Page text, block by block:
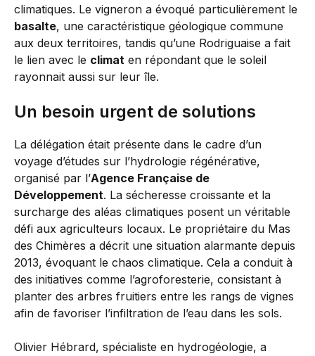
climatiques. Le vigneron a évoqué particulièrement le
basalte, une caractéristique géologique commune
aux deux territoires, tandis qu’une Rodriguaise a fait
le lien avec le climat en répondant que le soleil
rayonnait aussi sur leur île.
Un besoin urgent de solutions
La délégation était présente dans le cadre d’un
voyage d’études sur l’hydrologie régénérative,
organisé par l’Agence Française de
Développement. La sécheresse croissante et la
surcharge des aléas climatiques posent un véritable
défi aux agriculteurs locaux. Le propriétaire du Mas
des Chimères a décrit une situation alarmante depuis
2013, évoquant le chaos climatique. Cela a conduit à
des initiatives comme l’agroforesterie, consistant à
planter des arbres fruitiers entre les rangs de vignes
afin de favoriser l’infiltration de l’eau dans les sols.
Olivier Hébrard, spécialiste en hydrogéologie, a